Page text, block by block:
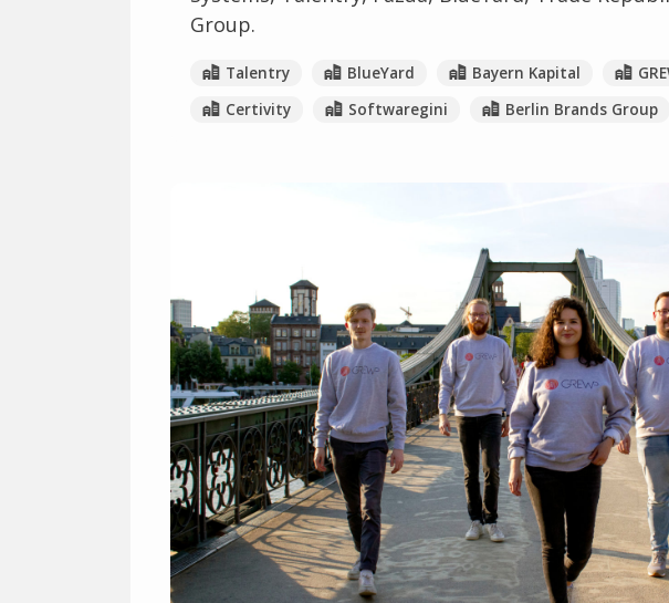
Group.
Talentry BlueYard Bayern Kapital
Certivity
Softwaregini Berlin Brands Group